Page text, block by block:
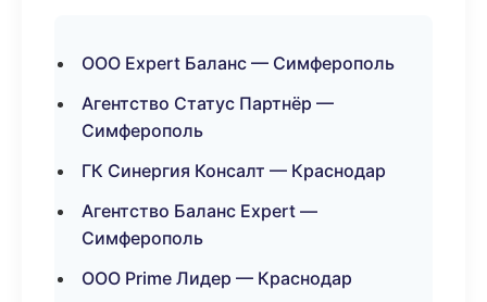
ООО Expert Баланс — Симферополь
Агентство Статус Партнёр —
Симферополь
ГК Синергия Консалт — Краснодар
Агентство Баланс Expert —
Симферополь
ООО Prime Лидер — Краснодар